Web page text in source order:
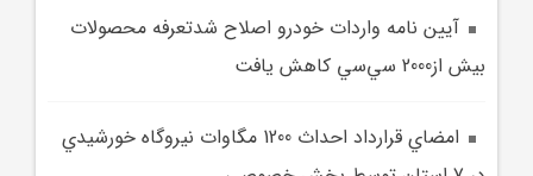
آيين نامه واردات خودرو اصلاح شدتعرفه محصولات
بيش از2000 سي‌سي کاهش يافت
امضاي قرارداد احداث 1200 مگاوات نيروگاه خورشيدي